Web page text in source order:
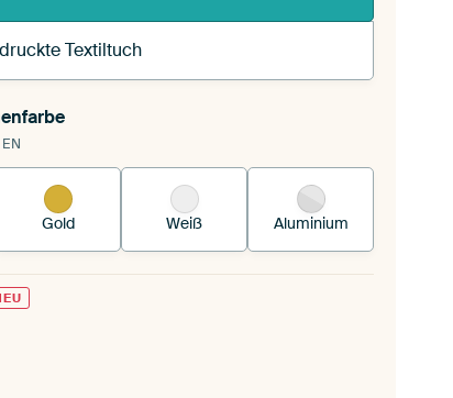
Textiltuch
einen wechselbaren Textiltuch in deinen
ArtFrame™.
Gold Weiß Aluminium